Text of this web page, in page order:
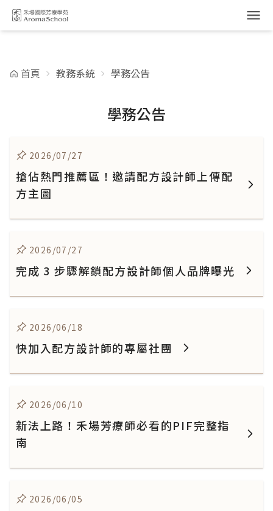
跳到主要內容
首頁 教務系統 學務公告
學務公告
2026/07/27
搶佔熱門推薦區！邀請配方設計師上傳配
方主圖
2026/07/27
完成 3 步驟解鎖配方設計師個人品牌曝光
2026/06/18
快加入配方設計師的專屬社團
2026/06/10
新法上路！禾場芳療師必看的PIF完整指
南
2026/06/05